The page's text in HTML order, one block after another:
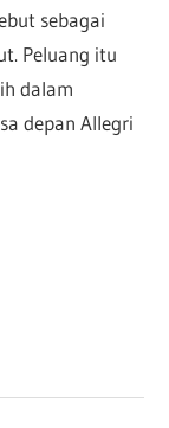
sebagai
Peluang itu
dalam
depan Allegri